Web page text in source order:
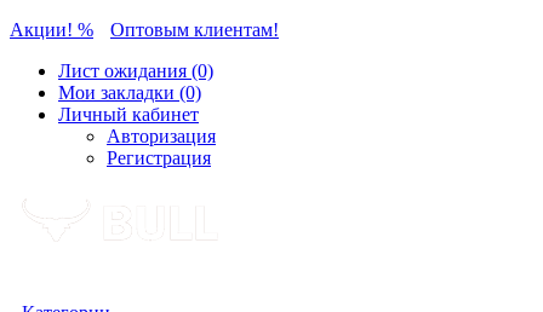
Акции! %
Оптовым клиентам!
Лист ожидания (0)
Мои закладки (0)
Личный кабинет
Авторизация
Регистрация